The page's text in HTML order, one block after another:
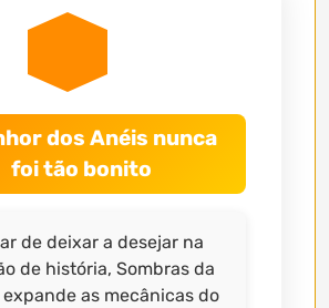
dos Anéis nunca
foi tão bonito
de deixar a desejar na
de história, Sombras da
expande as mecânicas do